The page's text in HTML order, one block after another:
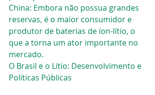
China: Embora não possua grandes
reservas, é o maior consumidor e
produtor de baterias de íon-lítio, o
que a torna um ator importante no
mercado.
O Brasil e o Lítio: Desenvolvimento e
Políticas Públicas